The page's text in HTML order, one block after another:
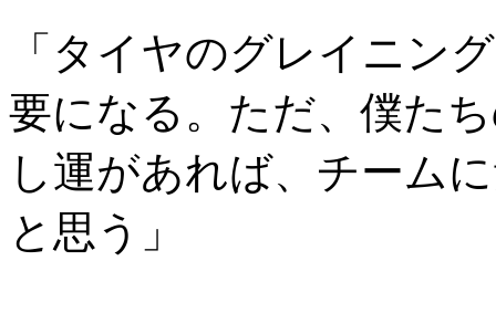
「タイヤのグレイニン
要になる。ただ、僕た
し運があれば、チーム
と思う」